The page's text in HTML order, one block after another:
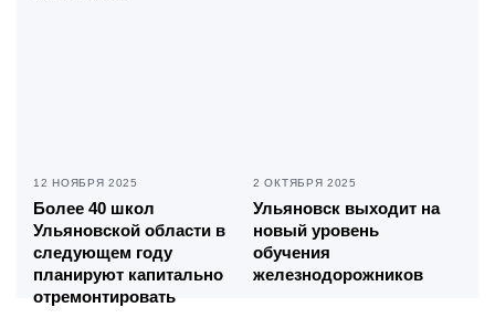
12 НОЯБРЯ 2025
Более 40 школ
Ульяновской области в
следующем году
планируют капитально
отремонтировать
2 ОКТЯБРЯ 2025
Ульяновск выходит на
новый уровень
обучения
железнодорожников